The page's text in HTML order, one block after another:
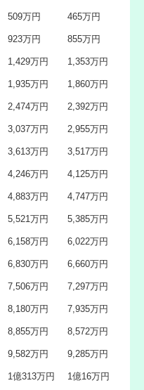
509万円 465万円
923万円
855万円
1,429万円 1,353万円
1,935万円
1,860万円
2,474万円 2,392万円
3,037万円
2,955万円
3,613万円 3,517万円
4,246万円
4,125万円
4,883万円 4,747万円
5,521万円
5,385万円
6,158万円 6,022万円
6,830万円
6,660万円
7,506万円 7,297万円
8,180万円
7,935万円
8,855万円 8,572万円
9,582万円
9,285万円
1億313万円 1億16万円